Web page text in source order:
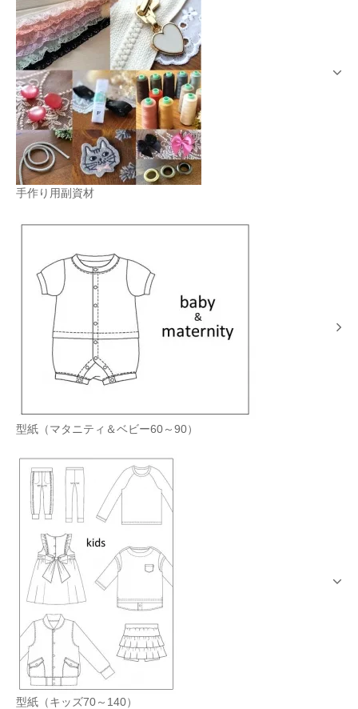
手作り用副資材
型紙（マタニティ＆ベビー60～90）
型紙（キッズ70～140）